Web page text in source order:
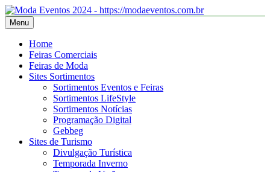
Skip
to
content
Moda Eventos 2026 – Desfiles de Moda 2026 – Feiras de Moda
2026
Moda Eventos 2026 – Moda Eventos no Brasil 2026 – Desfiles de
Moda 2026 – Feiras de Moda 2026 – Feiras de Moda no Brasil 2026
– Moda Eventos 2026 – Feiras de Moda Calçados 2026 – Feiras de
Moda Íntima 2026
Menu
Home
Feiras Comerciais
Feiras de Moda
Sites Sortimentos
Sortimentos Eventos e Feiras
Sortimentos LifeStyle
Sortimentos Notícias
Programação Digital
Gebbeg
Sites de Turismo
Divulgação Turística
Temporada Inverno